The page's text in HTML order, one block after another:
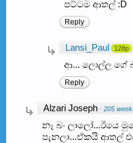
පට්ටම ආතල් :D
Reply
Lansi_Paul 128p
ආ... ලොල්ල ගේ
Reply
Alzari Joseph · 205
නෑ බං ලාලෝ...ඊයෙ
පැනලා...ඒකයි ආතල්